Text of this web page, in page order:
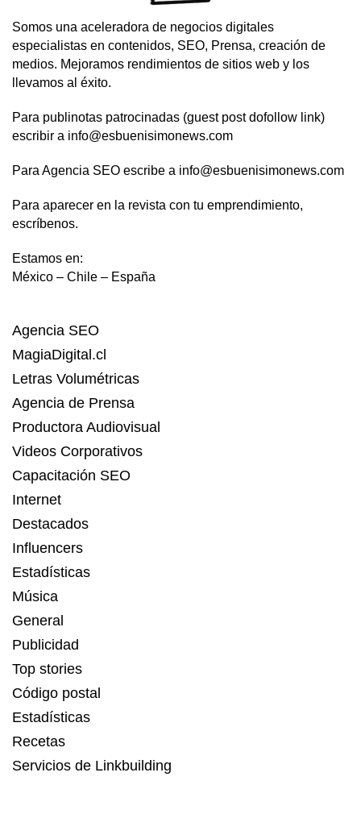
Somos una aceleradora de negocios digitales
especialistas en contenidos, SEO, Prensa, creación de
medios. Mejoramos rendimientos de sitios web y los
llevamos al éxito.
Para publinotas patrocinadas (guest post dofollow link)
escribir a info@esbuenisimonews.com
Para Agencia SEO escribe a info@esbuenisimonews.com
Para aparecer en la revista con tu emprendimiento,
escríbenos.
Estamos en:
México – Chile – España
Agencia SEO
MagiaDigital.cl
Letras Volumétricas
Agencia de Prensa
Productora Audiovisual
Videos Corporativos
Capacitación SEO
Internet
Destacados
Influencers
Estadísticas
Música
General
Publicidad
Top stories
Código postal
Estadísticas
Recetas
Servicios de Linkbuilding